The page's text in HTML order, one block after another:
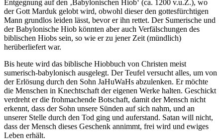
Entgegnung auf den ‚Babylonischen Hiob‘ (ca. 1200 v.u.Z.), wo
der Gott Marduk gelobt wird, obwohl dieser den gottesfürchtigen
Mann grundlos leiden lässt, bevor er ihn rettet. Der Sumerische und
der Babylonische Hiob könnten aber auch Verfälschungen des
biblischen Hiobs sein, so wie er zu jener Zeit (mündlich)
herüberliefert war.
Bis heute wird das biblische Hiobbuch von Christen meist
sumerisch-babylonisch ausgelegt. Der Teufel versucht alles, um von
der Erlösung durch den Sohn JaHuWaHs abzulenken. Er möchte
die Menschen in Knechtschaft der eigenen Werke halten. Geschickt
verdreht er die frohmachende Botschaft, damit der Mensch nicht
erkennt, dass der Sohn unsere Sünden auf sich nahm, und an
unserer Stelle durch den Tod ging und auferstand. Satan will nicht,
dass der Mensch dieses Geschenk annimmt, frei wird und ewiges
Leben erhält.